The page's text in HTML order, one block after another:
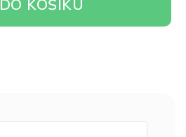
DO KOŠÍKU